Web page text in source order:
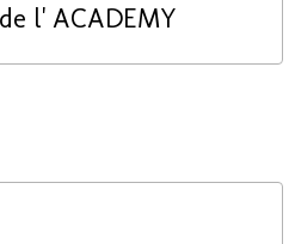
l' ACADEMY